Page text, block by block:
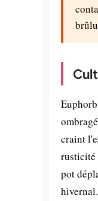
craint
rusticité
pot